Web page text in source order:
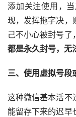
添加关注使用，
现，发挥拖字决，
己不小心被封号了
都是永久封号，无
三、使用虚拟号段
这种微信基本活不
能留存下来的迟早